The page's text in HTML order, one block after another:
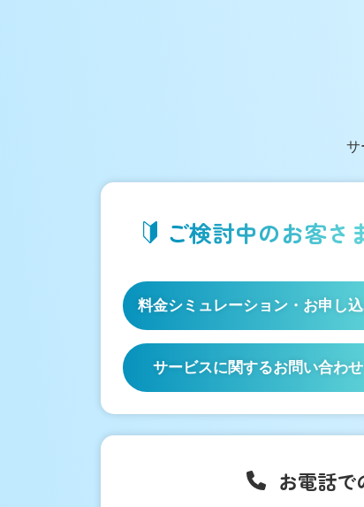
サ
ご検討中のお客さ
料金シミュレーション ・お申し
サービスに関するお問い合わせ
お電話で